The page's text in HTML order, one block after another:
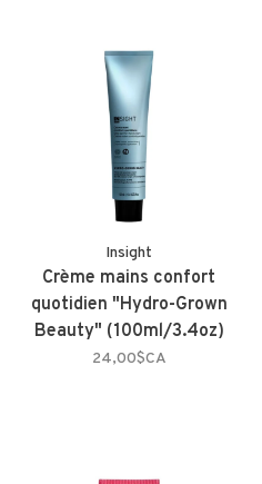
Insight
Crème mains confort
quotidien "Hydro-Grown
Beauty" (100ml/3.4oz)
24,00$CA